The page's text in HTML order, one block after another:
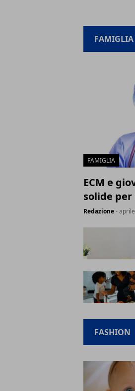
FAMIGLIA
FAMIGLIA
ECM e
solide
Redazione-
FASHION